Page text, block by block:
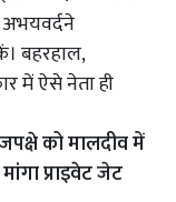
बहरहाल,
में ऐसे नेता ही
को मालदीव में
प्राइवेट जेट